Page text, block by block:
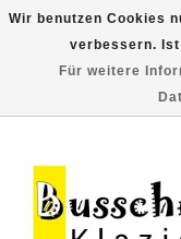
NEW
Wir benutzen Cookies
verbessern. Ist
Für weitere